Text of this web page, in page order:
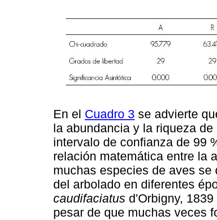
En el Cuadro 3 se advierte
la abundancia y la riqueza
intervalo de confianza de 99
relación matemática entre la
muchas especies de aves
del arbolado en diferentes
caudifaciatus d'Orbigny,
pesar de que muchas veces